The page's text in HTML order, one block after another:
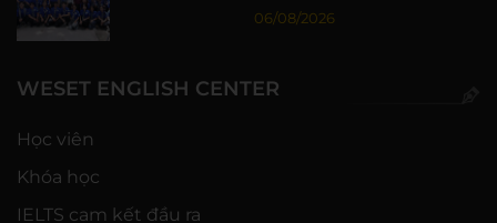
nhiên, ĐHQG-HCM
06/08/2026
WESET ENGLISH CENTER
Học viên
Khóa học
IELTS cam kết đầu ra